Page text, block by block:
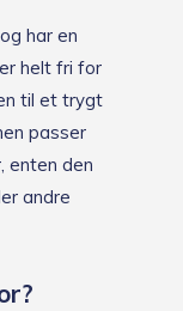
har en
helt fri for
til et trygt
passer
enten den
andre